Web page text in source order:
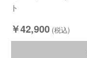
ト
￥42,900 (税込)